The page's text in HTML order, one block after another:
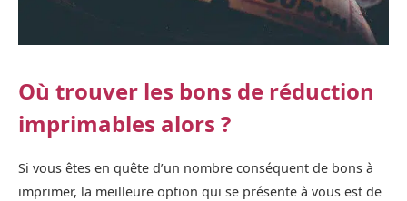
Où trouver les bons de réduction
imprimables alors ?
Si vous êtes en quête d’un nombre conséquent de bons à
imprimer, la meilleure option qui se présente à vous est de